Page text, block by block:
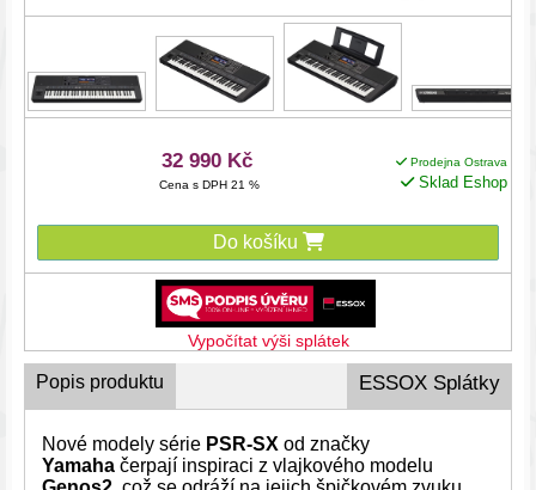
32 990 Kč
Cena s DPH 21 %
Prodejna Ostrava
Sklad Eshop
Do košíku
Vypočítat výši splátek
Popis produktu ESSOX Splátky
Nové modely série PSR-SX od značky
Yamaha čerpají inspiraci z vlajkového modelu